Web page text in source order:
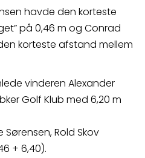
havde den korteste
på 0,46 m og Conrad
korteste afstand mellem
vinderen Alexander
Golf Klub med 6,20 m
Rold Skov
+ 6,40).